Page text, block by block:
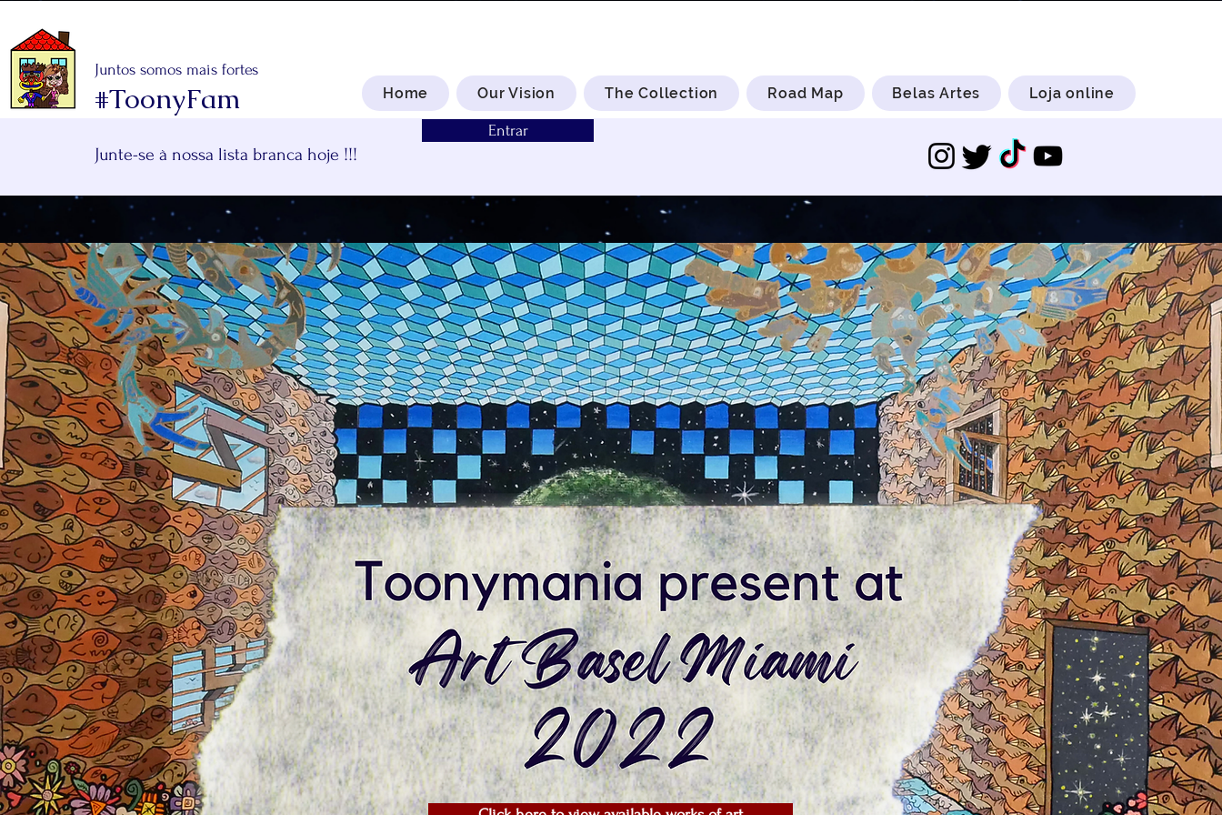
Juntos somos mais fortes
#ToonyFam Home Our Vision The Collection Road Map Belas Artes Loja online
Junte-se à nossa lista branca hoje !!!
Entrar